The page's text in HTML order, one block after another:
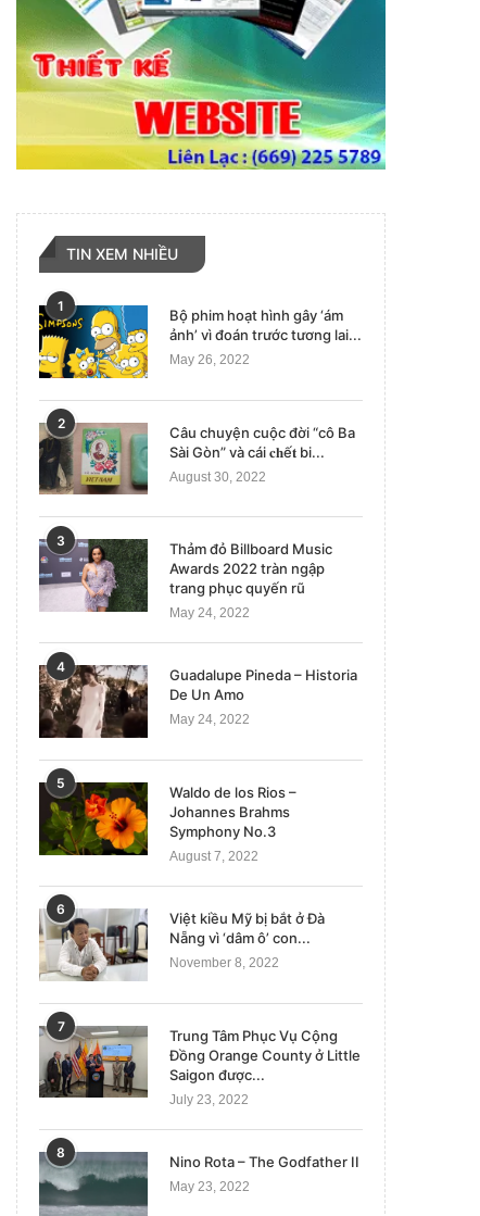
TIN XEM NHIỀU
1
Bộ phim hoạt hình gây ‘ám
ảnh’ vì đoán trước tương lai...
May 26, 2022
2
Câu chuyện cuộc đời “cô Ba
Sài Gòn” và cái 𝐜𝐡ế𝐭 bi...
August 30, 2022
3
Thảm đỏ Billboard Music
Awards 2022 tràn ngập
trang phục quyến rũ
May 24, 2022
4
Guadalupe Pineda – Historia
De Un Amo
May 24, 2022
5
Waldo de los Rios –
Johannes Brahms
Symphony No.3
August 7, 2022
6
Việt kiều Mỹ bị bắt ở Đà
Nẵng vì ‘dâm ô’ con...
November 8, 2022
7
Trung Tâm Phục Vụ Cộng
Đồng Orange County ở Little
Saigon được...
July 23, 2022
8
Nino Rota – The Godfather II
May 23, 2022